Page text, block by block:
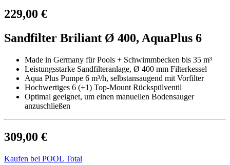
229,00 €
Sandfilter Briliant Ø 400, AquaPlus 6
Made in Germany für Pools + Schwimmbecken bis 35 m³
Leistungsstarke Sandfilteranlage, Ø 400 mm Filterkessel
Aqua Plus Pumpe 6 m³/h, selbstansaugend mit Vorfilter
Hochwertiges 6 (+1) Top-Mount Rückspülventil
Optimal geeignet, um einen manuellen Bodensauger
anzuschließen
309,00 €
Kaufen bei POOL Total